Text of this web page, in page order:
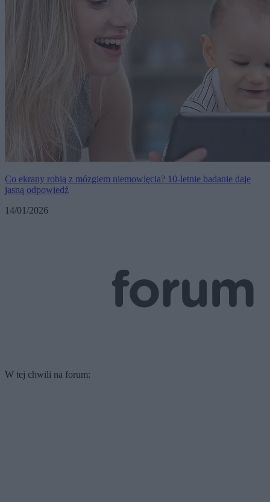
Co ekrany robią z mózgiem niemowlęcia? 10-letnie badanie daje
jasną odpowiedź
14/01/2026
W tej chwili na forum: